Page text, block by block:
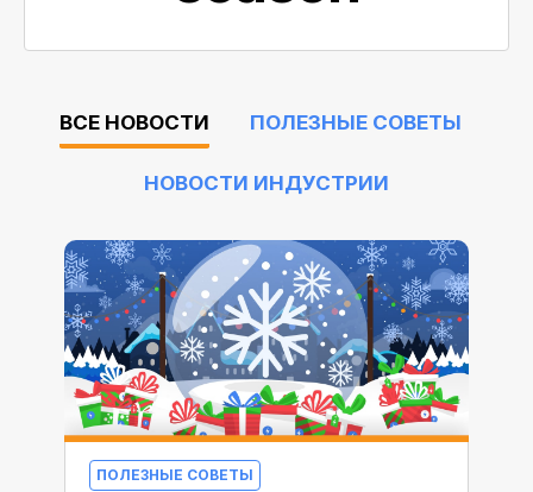
ВСЕ НОВОСТИ ПОЛЕЗНЫЕ СОВЕТЫ
НОВОСТИ ИНДУСТРИИ
ПОЛЕЗНЫЕ СОВЕТЫ